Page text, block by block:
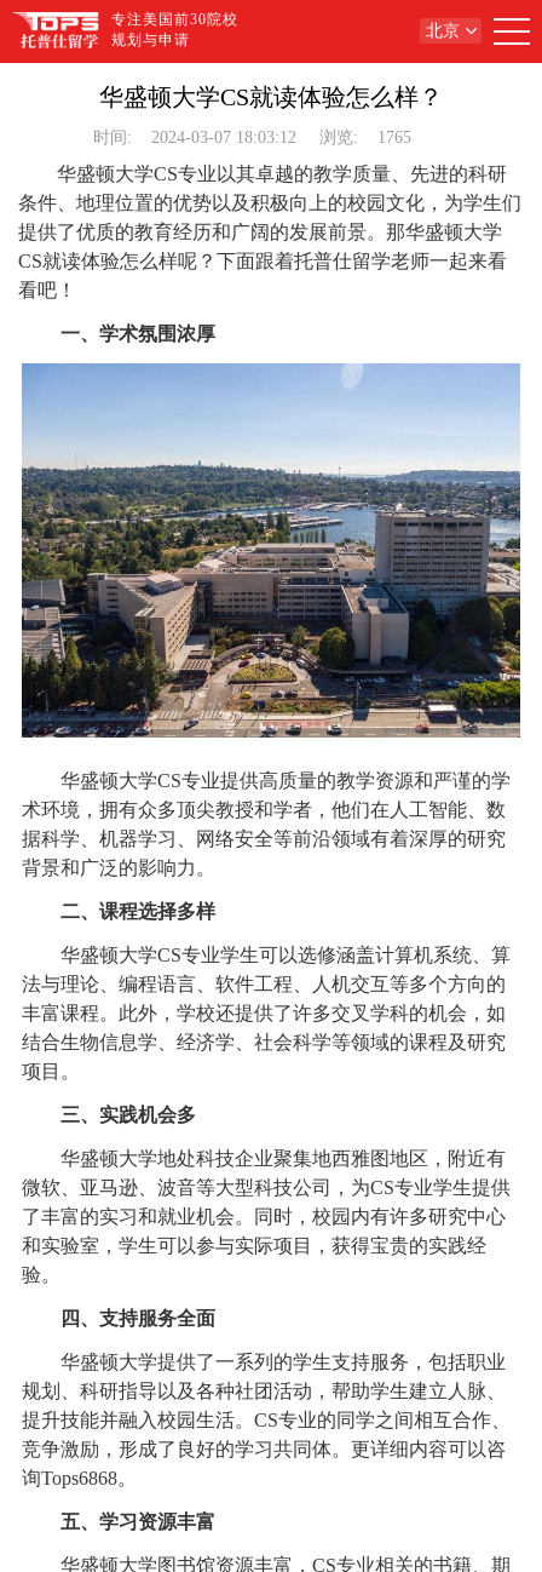
专注美国前30院校
规划与申请
北京
华盛顿大学CS就读体验怎么样？
时间: 2024-03-07 18:03:12 浏览: 1765
华盛顿大学CS专业以其卓越的教学质量、先进的科研
条件、地理位置的优势以及积极向上的校园文化，为学生们
提供了优质的教育经历和广阔的发展前景。那华盛顿大学
CS就读体验怎么样呢？下面跟着托普仕留学老师一起来看
看吧！
一、学术氛围浓厚
华盛顿大学CS专业提供高质量的教学资源和严谨的学
术环境，拥有众多顶尖教授和学者，他们在人工智能、数
据科学、机器学习、网络安全等前沿领域有着深厚的研究
背景和广泛的影响力。
二、课程选择多样
华盛顿大学CS专业学生可以选修涵盖计算机系统、算
法与理论、编程语言、软件工程、人机交互等多个方向的
丰富课程。此外，学校还提供了许多交叉学科的机会，如
结合生物信息学、经济学、社会科学等领域的课程及研究
项目。
三、实践机会多
华盛顿大学地处科技企业聚集地西雅图地区，附近有
微软、亚马逊、波音等大型科技公司，为CS专业学生提供
了丰富的实习和就业机会。同时，校园内有许多研究中心
和实验室，学生可以参与实际项目，获得宝贵的实践经
验。
四、支持服务全面
华盛顿大学提供了一系列的学生支持服务，包括职业
规划、科研指导以及各种社团活动，帮助学生建立人脉、
提升技能并融入校园生活。CS专业的同学之间相互合作、
竞争激励，形成了良好的学习共同体。更详细内容可以咨
询Tops6868。
五、学习资源丰富
华盛顿大学图书馆资源丰富，CS专业相关的书籍、期